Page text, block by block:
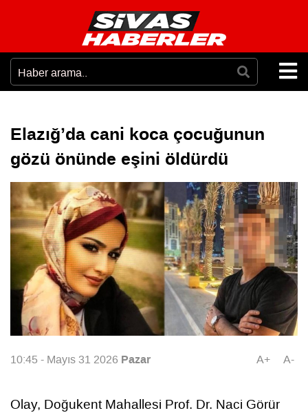
Elazığ’da cani koca çocuğunun
gözü önünde eşini öldürdü
10:45 - Mayıs 31 2026 Pazar A+ A-
Olay, Doğukent Mahallesi Prof. Dr. Naci Görür